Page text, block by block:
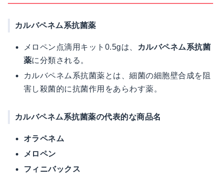
カルバペネム系抗菌薬
メロペン点滴用キット0.5gは、
カルバペネム系抗菌
薬に分類される。
カルバペネム系抗菌薬とは、細菌の細胞壁合成を阻
害し殺菌的に抗菌作用をあらわす薬。
カルバペネム系抗菌薬の代表的な商品名
オラペネム
メロペン
フィニバックス